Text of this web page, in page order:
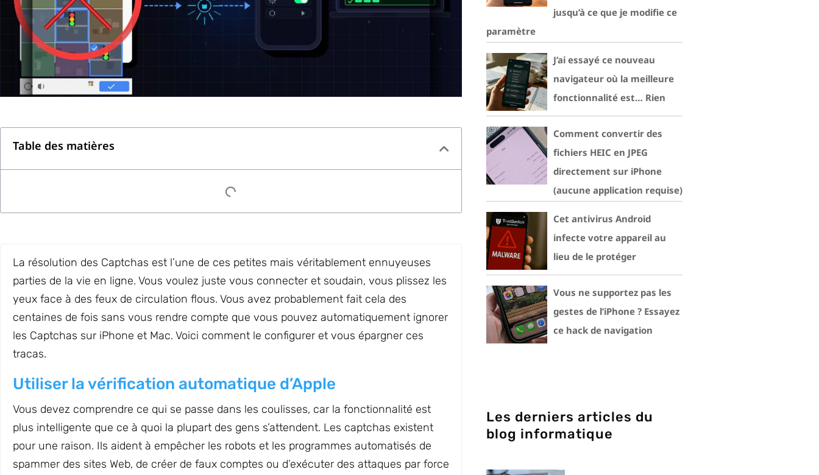
Table des matières
La résolution des Captchas est l’une de ces petites mais véritablement ennuyeuses
parties de la vie en ligne. Vous voulez juste vous connecter et soudain, vous plissez les
yeux face à des feux de circulation flous. Vous avez probablement fait cela des
centaines de fois sans vous rendre compte que vous pouvez automatiquement ignorer
les Captchas sur iPhone et Mac. Voici comment le configurer et vous épargner ces
tracas.
Utiliser la vérification automatique d’Apple
Vous devez comprendre ce qui se passe dans les coulisses, car la fonctionnalité est
plus intelligente que ce à quoi la plupart des gens s’attendent. Les captchas existent
pour une raison. Ils aident à empêcher les robots et les programmes automatisés de
spammer des sites Web, de créer de faux comptes ou d’exécuter des attaques par force
jusqu’à ce que je modifie ce
paramètre
J’ai essayé ce nouveau
navigateur où la meilleure
fonctionnalité est… Rien
Comment convertir des
fichiers HEIC en JPEG
directement sur iPhone
(aucune application requise)
Cet antivirus Android
infecte votre appareil au
lieu de le protéger
Vous ne supportez pas les
gestes de l’iPhone ? Essayez
ce hack de navigation
Les derniers articles du
blog informatique